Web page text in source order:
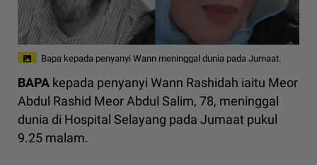
Bapa kepada penyanyi Wann meninggal dunia pada Jumaat.
BAPA kepada penyanyi Wann Rashidah iaitu Meor
Abdul Rashid Meor Abdul Salim, 78, meninggal
dunia di Hospital Selayang pada Jumaat pukul
9.25 malam.